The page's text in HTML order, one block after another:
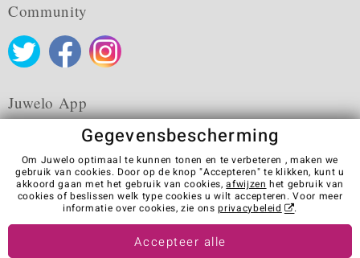
Community
Juwelo App
Algemene verkoopvoorwaarden Privacybeleid
Cookies
Colofon
Contact
Contract herroepen
Visit our stores in other countries:
Gegevensbescherming
Om Juwelo optimaal te kunnen tonen en te verbeteren , maken we
gebruik van cookies. Door op de knop "Accepteren" te klikken, kunt u
akkoord gaan met het gebruik van cookies,afwijzen het gebruik van
cookies of beslissen welk type cookies u wilt accepteren. Voor meer
informatie over cookies, zie onsprivacybeleid .
Accepteer alle